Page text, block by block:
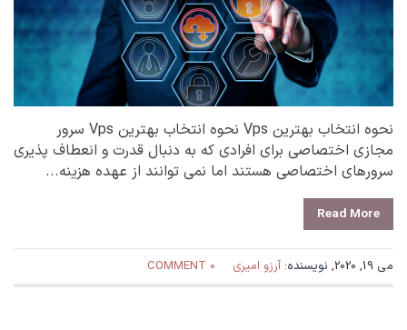
نحوه انتخاب بهترین Vps نحوه انتخاب بهترین Vps سرور
مجازی اختصاصی برای افرادی که به دنبال قدرت و انعطاف پذیری
سرورهای اختصاصی هستند اما نمی توانند از عهده هزینه...
Read More
می 19, 2020, نویسنده: آرزو امیری 0 COMMENT